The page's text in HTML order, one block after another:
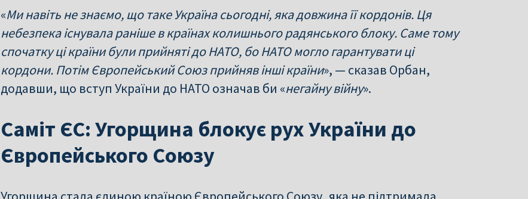
«Ми навіть не знаємо, що таке Україна сьогодні, яка довжина її кордонів. Ця
небезпека існувала раніше в країнах колишнього радянського блоку. Саме тому
спочатку ці країни були прийняті до НАТО, бо НАТО могло гарантувати ці
кордони. Потім Європейський Союз прийняв інші країни», — сказав Орбан,
додавши, що вступ України до НАТО означав би «негайну війну».
Саміт ЄС: Угорщина блокує рух України до
Європейського Союзу